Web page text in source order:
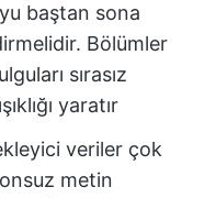
baştan sona
Bölümler
sırasız
yaratır
veriler çok
metin